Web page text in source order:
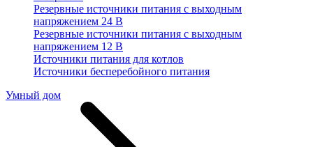
Резервные источники питания с выходным
напряжением 24 В
Резервные источники питания с выходным
напряжением 12 В
Источники питания для котлов
Источники бесперебойного питания
Умный дом